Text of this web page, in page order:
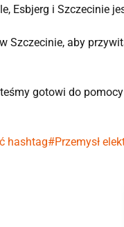
Esbjerg i Szczecinie
Szczecinie, aby
gotowi do
hashtag#Przemysł